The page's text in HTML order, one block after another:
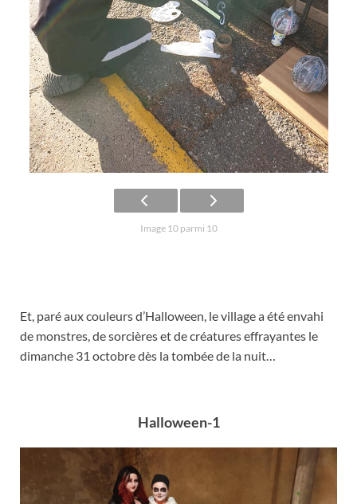
Image 10 parmi 10
Et, paré aux couleurs d’Halloween, le village a été envahi
de monstres, de sorcières et de créatures effrayantes le
dimanche 31 octobre dès la tombée de la nuit…
Halloween-1